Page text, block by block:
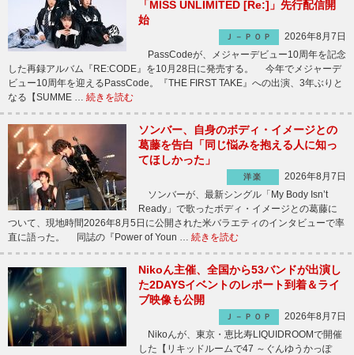
「MISS UNLIMITED [Re:]」先行配信開
始
Ｊ－ＰＯＰ
2026年8月7日
PassCodeが、メジャーデビュー10周年を記念
した再録アルバム『RE:CODE』を10月28日に発売する。 今年でメジャーデ
ビュー10周年を迎えるPassCode。『THE FIRST TAKE』への出演、3年ぶりと
なる【SUMME … 続きを読む
ソンバー、自身のボディ・イメージとの
葛藤を告白「同じ悩みを抱える人に知っ
てほしかった」
洋楽
2026年8月7日
ソンバーが、最新シングル「My Body Isn’t
Ready」で歌ったボディ・イメージとの葛藤に
ついて、現地時間2026年8月5日に公開された米バラエティのインタビューで率
直に語った。 同誌の『Power of Youn … 続きを読む
Nikoん主催、全国から53バンドが出演し
た2DAYSイベントのレポート到着＆ライ
ブ映像も公開
Ｊ－ＰＯＰ
2026年8月7日
Nikoんが、東京・恵比寿LIQUIDROOMで開催
した【リキッドルームで47 ～ぐんゆうかっぽ